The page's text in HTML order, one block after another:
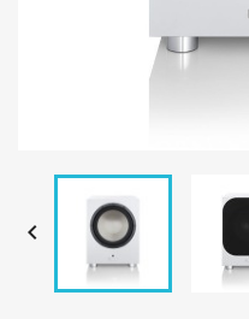
